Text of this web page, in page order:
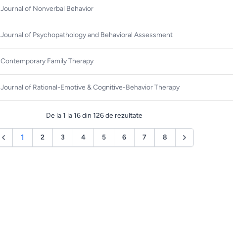
Journal of Nonverbal Behavior
Journal of Psychopathology and Behavioral Assessment
Contemporary Family Therapy
Journal of Rational-Emotive & Cognitive-Behavior Therapy
De la1 la16din 126de rezultate
1 2 3 4 5 6 7 8